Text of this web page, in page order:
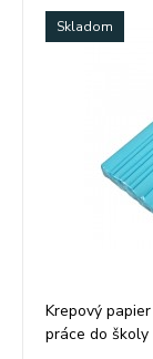
Skladom
Krepový
práce do školy